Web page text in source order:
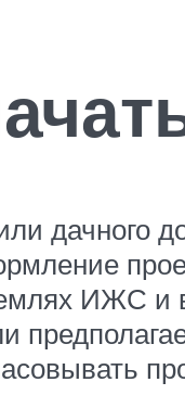
дачного
ИЖС и